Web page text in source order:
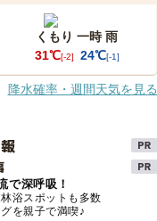
くもり 一時 雨
31℃[-2] 24℃[-1]
降水確率・週間天気を見る
で深呼吸！
浴スポットも多数
を親子で満喫♪